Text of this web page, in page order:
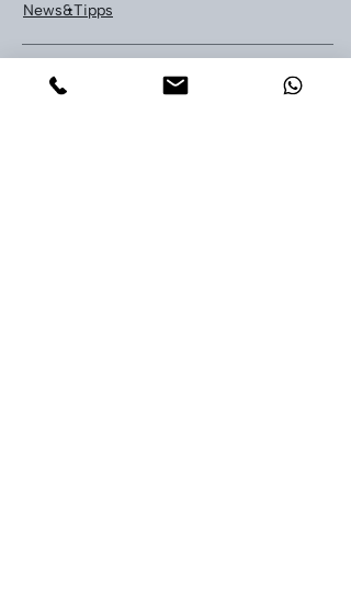
News&Tipps
LEISTUNGEN